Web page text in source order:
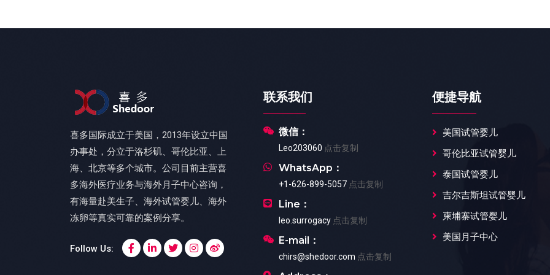
喜多国际成立于美国，2013年设立中国
办事处，分立于洛杉矶、哥伦比亚、上
海、北京等多个城市。公司目前主营喜
多海外医疗业务与海外月子中心咨询，
有海量赴美生子、海外试管婴儿、海外
冻卵等真实可靠的案例分享。
Follow Us:
联系我们
微信：
Leo203060 点击复制
WhatsApp：
+1-626-899-5057 点击复制
Line：
leo.surrogacy 点击复制
E-mail：
chirs@shedoor.com 点击复制
便捷导航
美国试管婴儿
哥伦比亚试管婴儿
泰国试管婴儿
吉尔吉斯坦试管婴儿
柬埔寨试管婴儿
美国月子中心